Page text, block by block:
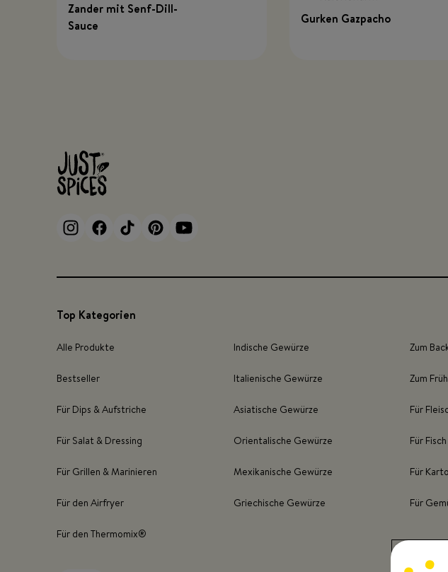
Zander mit Senf-Dill-
Sauce
Gurken Gazpacho
Top Kategorien
Alle Produkte
Bestseller
Für Dips & Aufstriche
Für Salat & Dressing
Für Grillen & Marinieren
Für den Airfryer
Für den Thermomix®
Indische Gewürze
Italienische Gewürze
Asiatische Gewürze
Orientalische Gewürze
Mexikanische Gewürze
Griechische Gewürze
Zum
Zum
Für
Für Fisch
Für
Für